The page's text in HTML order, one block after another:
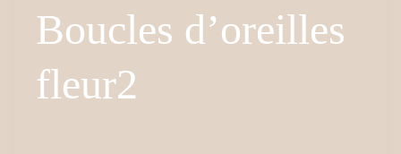
Boucles d’oreilles
fleur2